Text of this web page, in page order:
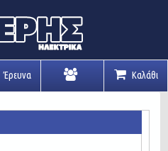
Έρευνα Καλάθι